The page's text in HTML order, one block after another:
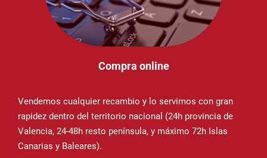
Compra online
Vendemos cualquier recambio y lo servimos con gran
rapidez dentro del territorio nacional (24h provincia de
Valencia, 24-48h resto península, y máximo 72h Islas
Canarias y Baleares).